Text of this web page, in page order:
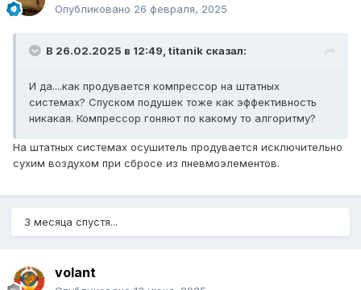
Опубликовано 26 февраля, 2025
В 26.02.2025 в 12:49, titanik сказал:
И да....как продувается компрессор на штатных
системах? Спуском подушек тоже как эффективность
никакая. Компрессор гоняют по какому то алгоритму?
На штатных системах осушитель продувается исключительно
сухим воздухом при сбросе из пневмоэлементов.
3 месяца спустя...
volant